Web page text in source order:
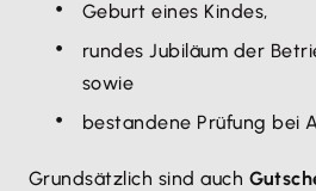
Geburt eines Kindes,
rundes Jubiläum der
sowie
bestandene Prüfung bei
Grundsätzlich sind auch